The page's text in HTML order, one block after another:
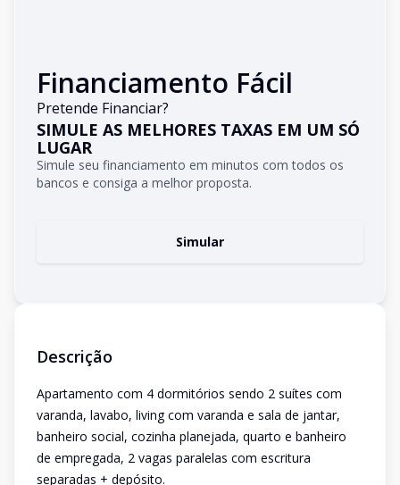
Financiamento Fácil
Pretende Financiar?
SIMULE AS MELHORES TAXAS EM UM SÓ
LUGAR
Simule seu financiamento em minutos com todos os
bancos e consiga a melhor proposta.
Simular
Descrição
Apartamento com 4 dormitórios sendo 2 suítes com
varanda, lavabo, living com varanda e sala de jantar,
banheiro social, cozinha planejada, quarto e banheiro
de empregada, 2 vagas paralelas com escritura
separadas + depósito.